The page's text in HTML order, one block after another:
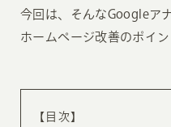
今回は、そんなGoogleア
ホームページ改善のポイ
【目次】